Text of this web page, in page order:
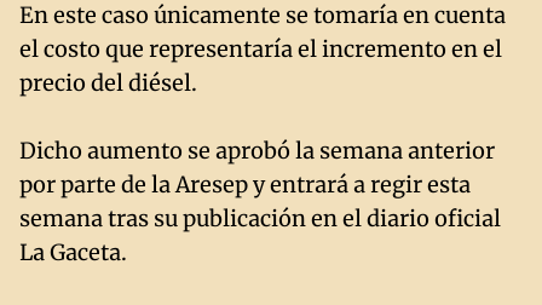
En este caso únicamente se tomaría en cuenta
el costo que representaría el incremento en el
precio del diésel.
Dicho aumento se aprobó la semana anterior
por parte de la Aresep y entrará a regir esta
semana tras su publicación en el diario oficial
La Gaceta.